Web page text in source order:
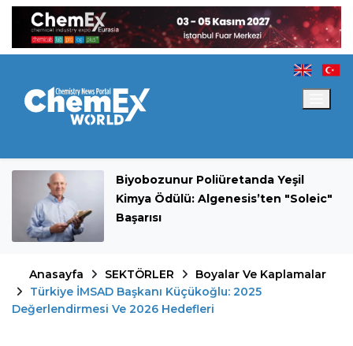
Biyobozunur Poliüretanda Yeşil
Kimya Ödülü: Algenesis’ten "Soleic"
Başarısı
Anasayfa SEKTÖRLER
Boyalar Ve Kaplamalar
Türkiye İMSAD Başkanı Küçükoğlu: 2025
Değerlendirmesi Ve 2026 Hedefleri